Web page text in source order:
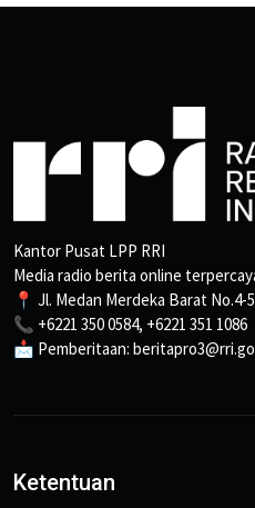
Kantor Pusat LPP RRI
Media radio berita online
📍 Jl. Medan Merdeka Barat No.4-
📞 +6221 350 0584, +6221 351 1086
📩 Pemberitaan:
Ketentuan